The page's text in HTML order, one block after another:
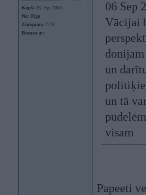
Kopš: 26. Apr 2004
No: Rīga
Ziņojumi: 7778
Braucu ar:
06 Sep
Vācijai
un
un tā
visam
Papeeti